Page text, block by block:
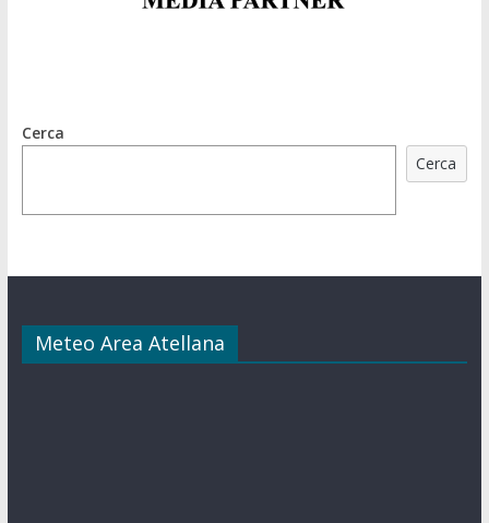
Cerca
Cerca
Meteo Area Atellana